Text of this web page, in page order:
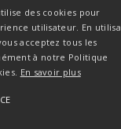
des cookies pour
utilisateur. En
acceptez tous les
à notre Politique
En savoir plus